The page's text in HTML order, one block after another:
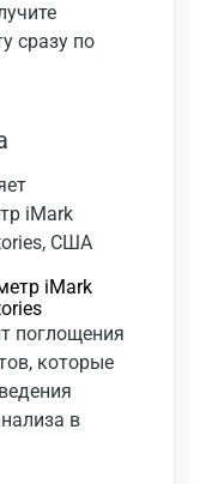
сразу по
iMark
США
поглощения
которые
в